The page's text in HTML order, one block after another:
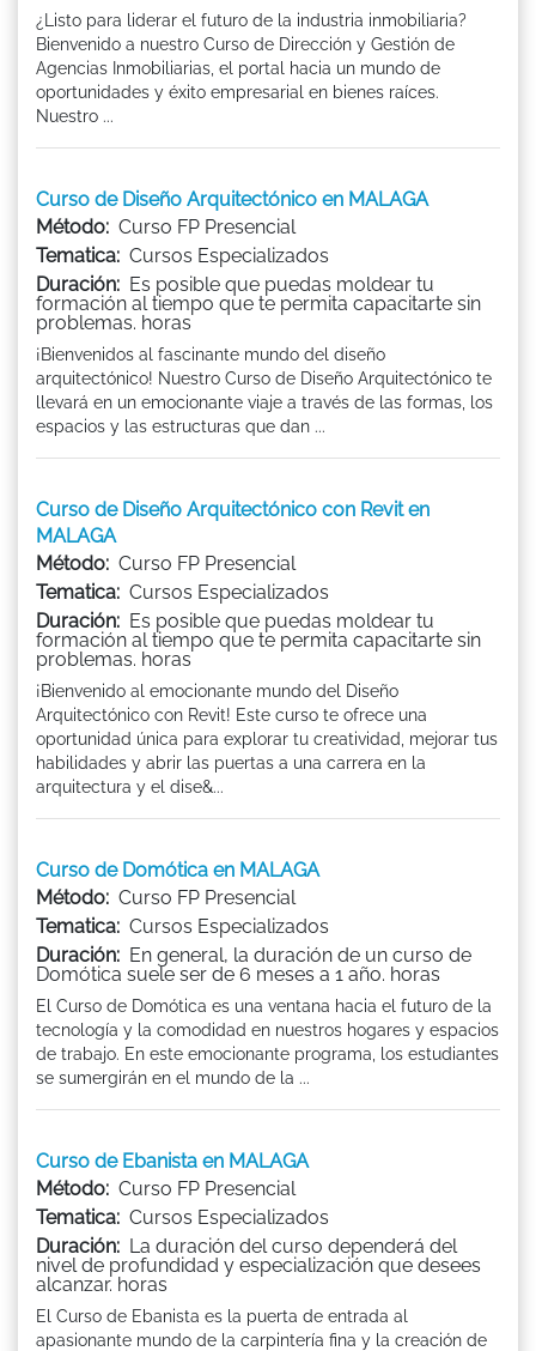
¿Listo para liderar el futuro de la industria inmobiliaria?
Bienvenido a nuestro Curso de Dirección y Gestión de
Agencias Inmobiliarias, el portal hacia un mundo de
oportunidades y éxito empresarial en bienes raíces.
Nuestro ...
Curso de Diseño Arquitectónico en MALAGA
Método: Curso FP Presencial
Tematica: Cursos Especializados
Duración: Es posible que puedas moldear tu
formación al tiempo que te permita capacitarte sin
problemas. horas
¡Bienvenidos al fascinante mundo del diseño
arquitectónico! Nuestro Curso de Diseño Arquitectónico te
llevará en un emocionante viaje a través de las formas, los
espacios y las estructuras que dan ...
Curso de Diseño Arquitectónico con Revit en
MALAGA
Método: Curso FP Presencial
Tematica: Cursos Especializados
Duración: Es posible que puedas moldear tu
formación al tiempo que te permita capacitarte sin
problemas. horas
¡Bienvenido al emocionante mundo del Diseño
Arquitectónico con Revit! Este curso te ofrece una
oportunidad única para explorar tu creatividad, mejorar tus
habilidades y abrir las puertas a una carrera en la
arquitectura y el dise&...
Curso de Domótica en MALAGA
Método: Curso FP Presencial
Tematica: Cursos Especializados
Duración: En general, la duración de un curso de
Domótica suele ser de 6 meses a 1 año. horas
El Curso de Domótica es una ventana hacia el futuro de la
tecnología y la comodidad en nuestros hogares y espacios
de trabajo. En este emocionante programa, los estudiantes
se sumergirán en el mundo de la ...
Curso de Ebanista en MALAGA
Método: Curso FP Presencial
Tematica: Cursos Especializados
Duración: La duración del curso dependerá del
nivel de profundidad y especialización que desees
alcanzar. horas
El Curso de Ebanista es la puerta de entrada al
apasionante mundo de la carpintería fina y la creación de